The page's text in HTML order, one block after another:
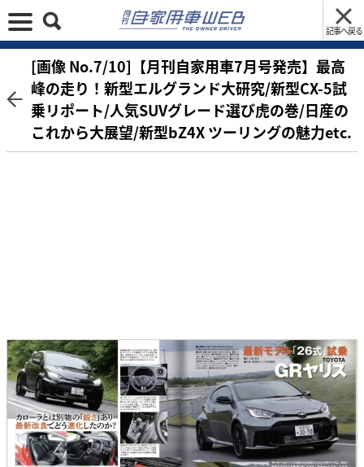
記事へ戻る
[画像 No.7/10]【月刊自家用車7月号発売】最高
峰の走り！新型エルグランド大研究/新型CX-5試
乗リポート/人気SUVグレード選び虎の巻/日産の
これから大展望/新型bZ4X ツーリングの魅力etc.